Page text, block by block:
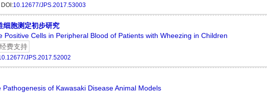
DOI:10.12677/JPS.2017.53003
细胞测定初步研究
Positive Cells in Peripheral Blood of Patients with Wheezing in Children
费支持
JPS.2017.52002
of Kawasaki Disease Animal Models